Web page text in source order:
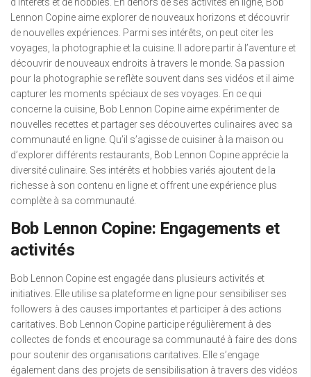
d’intérêts et de hobbies. En dehors de ses activités en ligne, Bob
Lennon Copine aime explorer de nouveaux horizons et découvrir
de nouvelles expériences. Parmi ses intérêts, on peut citer les
voyages, la photographie et la cuisine. Il adore partir à l’aventure et
découvrir de nouveaux endroits à travers le monde. Sa passion
pour la photographie se reflète souvent dans ses vidéos et il aime
capturer les moments spéciaux de ses voyages. En ce qui
concerne la cuisine, Bob Lennon Copine aime expérimenter de
nouvelles recettes et partager ses découvertes culinaires avec sa
communauté en ligne. Qu’il s’agisse de cuisiner à la maison ou
d’explorer différents restaurants, Bob Lennon Copine apprécie la
diversité culinaire. Ses intérêts et hobbies variés ajoutent de la
richesse à son contenu en ligne et offrent une expérience plus
complète à sa communauté.
Bob Lennon Copine: Engagements et
activités
Bob Lennon Copine est engagée dans plusieurs activités et
initiatives. Elle utilise sa plateforme en ligne pour sensibiliser ses
followers à des causes importantes et participer à des actions
caritatives. Bob Lennon Copine participe régulièrement à des
collectes de fonds et encourage sa communauté à faire des dons
pour soutenir des organisations caritatives. Elle s’engage
également dans des projets de sensibilisation à travers des vidéos